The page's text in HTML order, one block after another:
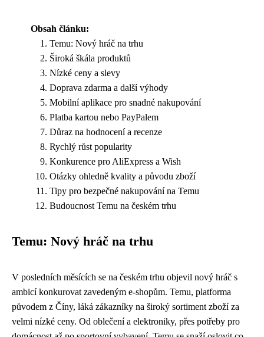
Obsah článku:
Temu: Nový hráč na trhu
Široká škála produktů
Nízké ceny a slevy
Doprava zdarma a další výhody
Mobilní aplikace pro snadné nakupování
Platba kartou nebo PayPalem
Důraz na hodnocení a recenze
Rychlý růst popularity
Konkurence pro AliExpress a Wish
Otázky ohledně kvality a původu zboží
Tipy pro bezpečné nakupování na Temu
Budoucnost Temu na českém trhu
Temu: Nový hráč na trhu
V posledních měsících se na českém trhu objevil nový hráč s
ambicí konkurovat zavedeným e-shopům. Temu, platforma
původem z Číny, láká zákazníky na široký sortiment zboží za
velmi nízké ceny. Od oblečení a elektroniky, přes potřeby pro